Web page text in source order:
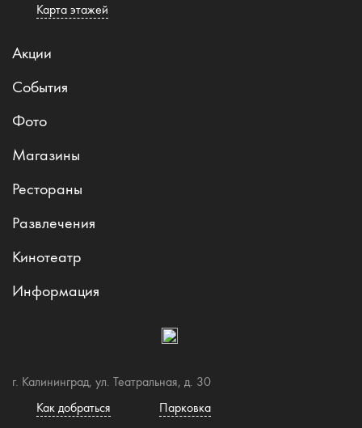
Карта этажей
Акции
События
Фото
Магазины
Рестораны
Развлечения
Кинотеатр
Информация
г. Калининград, ул. Театральная, д. 30
Как добраться
Парковка